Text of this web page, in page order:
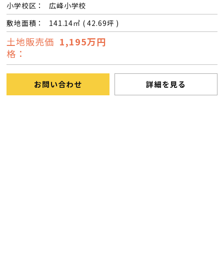
小学校区：
広峰小学校
敷地面積：
141.14㎡ ( 42.69坪 )
土地販売価
格：
1,195万円
お問い合わせ 詳細を見る